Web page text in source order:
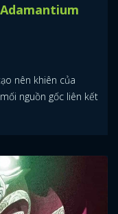
nên khiên của
nguồn gốc liên kết